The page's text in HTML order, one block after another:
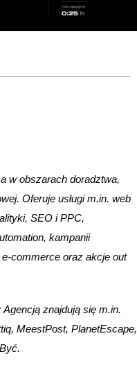
w obszarach doradztwa,
Oferuje usługi m.in. web
SEO i PPC,
kampanii
e-commerce oraz akcje out
znajdują się m.in.
MeestPost, PlanetEscape,